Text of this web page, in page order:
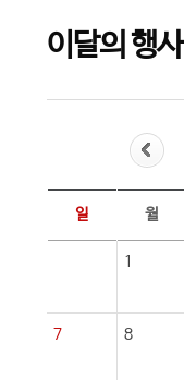
이달의 행사
일 월
1
7 8